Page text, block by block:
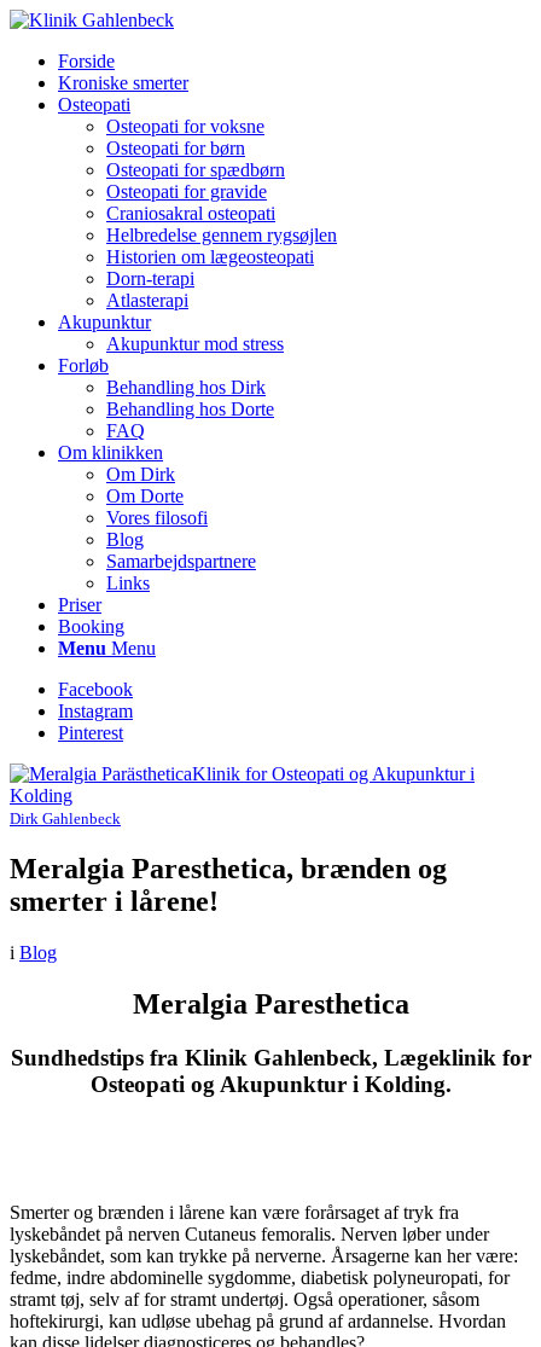
Forside
Kroniske smerter
Osteopati
Osteopati for voksne
Osteopati for børn
Osteopati for spædbørn
Osteopati for gravide
Craniosakral osteopati
Helbredelse gennem rygsøjlen
Historien om lægeosteopati
Dorn-terapi
Atlasterapi
Akupunktur
Akupunktur mod stress
Forløb
Behandling hos Dirk
Behandling hos Dorte
FAQ
Om klinikken
Om Dirk
Om Dorte
Vores filosofi
Blog
Samarbejdspartnere
Links
Priser
Booking
Menu Menu
Facebook
Instagram
Pinterest
Dirk Gahlenbeck
Meralgia Paresthetica, brænden og
smerter i lårene!
i Blog
Meralgia Paresthetica
Sundhedstips fra Klinik Gahlenbeck, Lægeklinik for
Osteopati og Akupunktur i Kolding.
Smerter og brænden i lårene kan være forårsaget af tryk fra
lyskebåndet på nerven Cutaneus femoralis. Nerven løber under
lyskebåndet, som kan trykke på nerverne. Årsagerne kan her være:
fedme, indre abdominelle sygdomme, diabetisk polyneuropati, for
stramt tøj, selv af for stramt undertøj. Også operationer, såsom
hoftekirurgi, kan udløse ubehag på grund af ardannelse. Hvordan